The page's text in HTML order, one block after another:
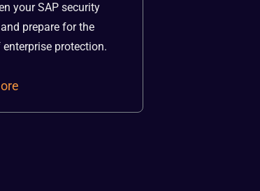
your SAP security
prepare for the
protection.